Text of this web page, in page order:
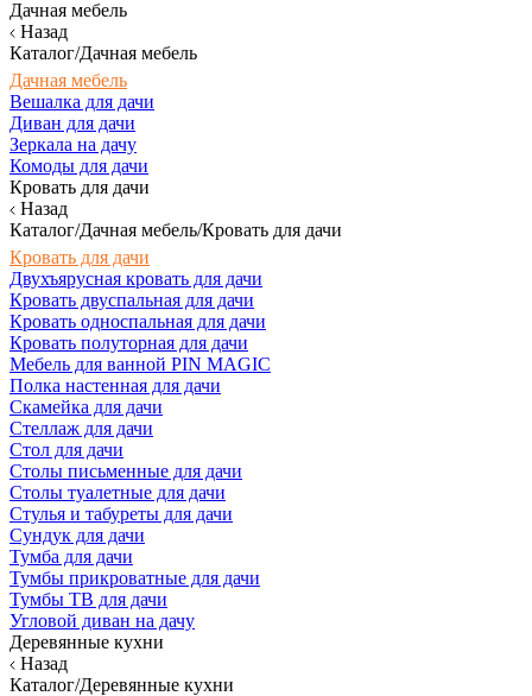
Дачная мебель
Назад
Каталог/Дачная мебель
Дачная мебель
Вешалка для дачи
Диван для дачи
Зеркала на дачу
Комоды для дачи
Кровать для дачи
Назад
Каталог/Дачная мебель/Кровать для дачи
Кровать для дачи
Двухъярусная кровать для дачи
Кровать двуспальная для дачи
Кровать односпальная для дачи
Кровать полуторная для дачи
Мебель для ванной PIN MAGIC
Полка настенная для дачи
Скамейка для дачи
Стеллаж для дачи
Стол для дачи
Столы письменные для дачи
Столы туалетные для дачи
Стулья и табуреты для дачи
Сундук для дачи
Тумба для дачи
Тумбы прикроватные для дачи
Тумбы ТВ для дачи
Угловой диван на дачу
Деревянные кухни
Назад
Каталог/Деревянные кухни